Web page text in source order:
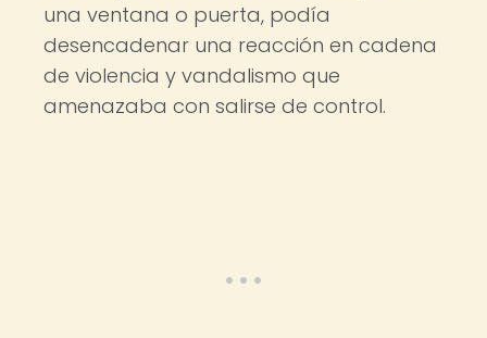
una ventana o puerta, podía
desencadenar una reacción en cadena
de violencia y vandalismo que
amenazaba con salirse de control.